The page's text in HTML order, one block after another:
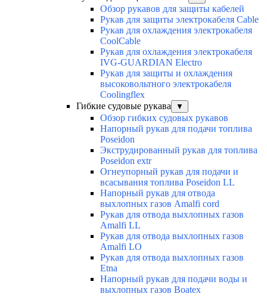
Обзор рукавов для защиты кабелей
Рукав для защиты электрокабеля Cable
Рукав для охлаждения электрокабеля
CoolCable
Рукав для охлаждения электрокабеля
IVG-GUARDIAN Electro
Рукав для защиты и охлаждения
высоковольтного электрокабеля
Coolingflex
Гибкие судовые рукава
▼
Обзор гибких судовых рукавов
Напорный рукав для подачи топлива
Poseidon
Экструдированный рукав для топлива
Poseidon extr
Огнеупорный рукав для подачи и
всасывания топлива Poseidon LL
Напорный рукав для отвода
выхлопных газов Amalfi cord
Рукав для отвода выхлопных газов
Amalfi LL
Рукав для отвода выхлопных газов
Amalfi LO
Рукав для отвода выхлопных газов
Etna
Напорный рукав для подачи воды и
выхлопных газов Boatex